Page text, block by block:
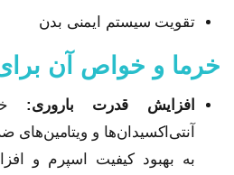
تقویت سیستم ایمنی بدن
خرما و خواص آن
افزایش قدرت باروری:
به بهبود کیفیت اسپرم و